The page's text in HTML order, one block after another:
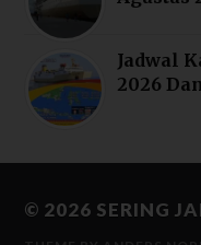
Jadwal
2026
© 2026 SERING